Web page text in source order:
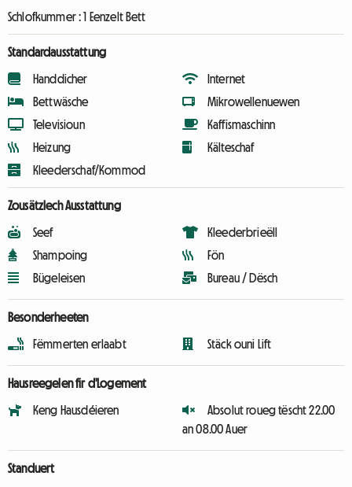
Schlofkummer :1 Eenzelt Bett
Standardausstattung
Handdicher
Bettwäsche
Televisioun
Heizung
Kleederschaf/Kommod
Internet
Mikrowellenuewen
Kaffismaschinn
Kälteschaf
Zousätzlech Ausstattung
Seef
Shampoing
Bügeleisen
Kleederbrieëll
Fön
Bureau / Dësch
Besonderheeten
Fëmmerten erlaabt Stäck ouni Lift
Hausreegelen fir d'Logement
Keng Hausdéieren
Absolut roueg tëscht 22.00
an 08.00 Auer
Standuert